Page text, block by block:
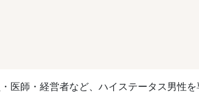
師・経営者など、ハイステータス男性